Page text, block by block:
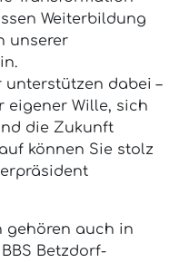
Weiterbildung
unserer
dabei –
eigener Wille, sich
die Zukunft
können Sie stolz
gehören auch in
Betzdorf-